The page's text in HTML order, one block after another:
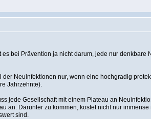
bei Prävention ja nicht darum, jede nur
Neuinfektionen nur, wenn eine hochgradig
Jahrzehnte).
jede Gesellschaft mit einem Plateau an
an. Darunter zu kommen, kostet nicht nur
sind.